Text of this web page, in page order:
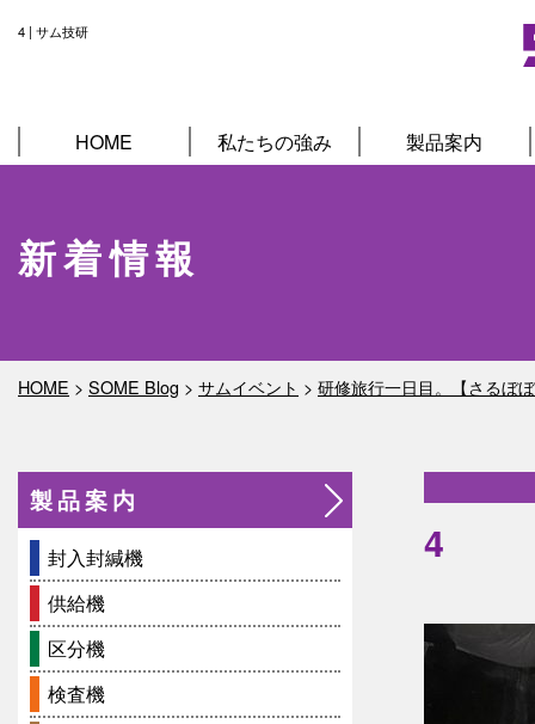
4 | サム技研
HOME 私たちの強み 製品案内
新着情報
HOME > SOME Blog > サムイベント > 研修旅行一日目。【さるぼ
4
製品案内
封入封緘機
供給機
区分機
検査機